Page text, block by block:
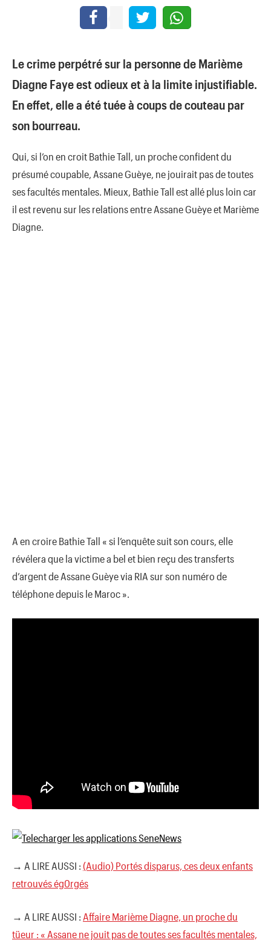
Le crime perpétré sur la personne de Marième
Diagne Faye est odieux et à la limite injustifiable.
En effet, elle a été tuée à coups de couteau par
son bourreau.
Qui, si l’on en croit Bathie Tall, un proche confident du
présumé coupable, Assane Guèye, ne jouirait pas de toutes
ses facultés mentales. Mieux, Bathie Tall est allé plus loin car
il est revenu sur les relations entre Assane Guèye et Marième
Diagne.
A en croire Bathie Tall « si l’enquête suit son cours, elle
révélera que la victime a bel et bien reçu des transferts
d’argent de Assane Guèye via RIA sur son numéro de
téléphone depuis le Maroc ».
→ A LIRE AUSSI : (Audio) Portés disparus, ces deux enfants
retrouvés ég0rgés
→ A LIRE AUSSI : Affaire Marième Diagne, un proche du
tüeur : « Assane ne jouit pas de toutes ses facultés mentales,